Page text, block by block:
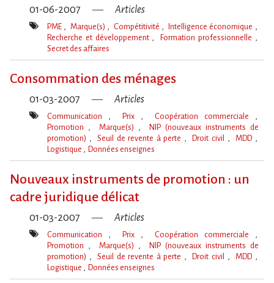
01-06-2007 Articles
Mot(s)-
PME Marque(s) Compétitivité
Intelligence économique
Recherche et développement
Formation professionnelle
Secret des affaires
Consommation des ménages
01-03-2007 Articles
Mot(s)-
Communication Prix
Coopération commerciale
Promotion
Marque(s)
NIP (nouveaux instruments de
promotion)
Seuil de revente à perte Droit civil
MDD
Logistique
Données enseignes
Nouveaux instruments de promotion : un
cadre juridique délicat
01-03-2007 Articles
Mot(s)-
Communication Prix
Coopération commerciale
Promotion
Marque(s)
NIP (nouveaux instruments de
promotion)
Seuil de revente à perte Droit civil
MDD
Logistique
Données enseignes